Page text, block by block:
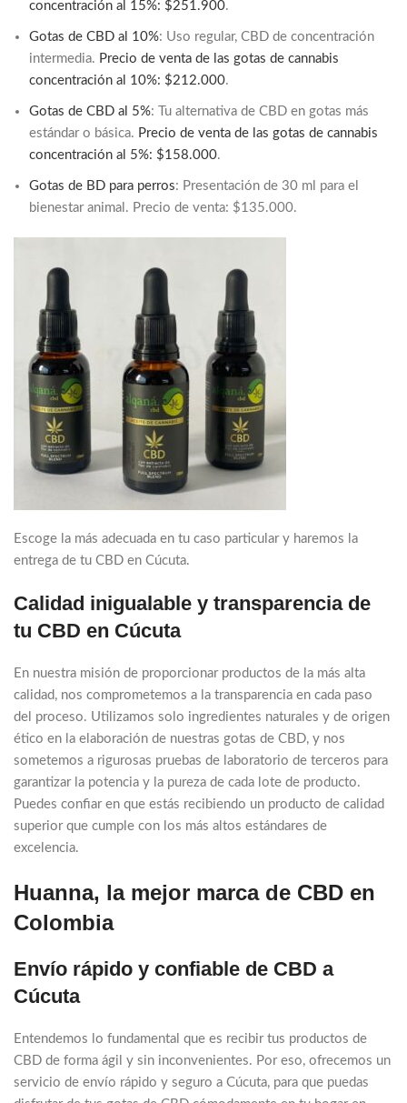
concentración al 15%: $251.900.
Gotas de CBD al 10%: Uso regular, CBD de concentración
intermedia. Precio de venta de las gotas de cannabis
concentración al 10%: $212.000.
Gotas de CBD al 5%: Tu alternativa de CBD en gotas más
estándar o básica. Precio de venta de las gotas de cannabis
concentración al 5%: $158.000.
Gotas de BD para perros: Presentación de 30 ml para el
bienestar animal. Precio de venta: $135.000.
Escoge la más adecuada en tu caso particular y haremos la
entrega de tu CBD en Cúcuta.
Calidad inigualable y transparencia de
tu CBD en Cúcuta
En nuestra misión de proporcionar productos de la más alta
calidad, nos comprometemos a la transparencia en cada paso
del proceso. Utilizamos solo ingredientes naturales y de origen
ético en la elaboración de nuestras gotas de CBD, y nos
sometemos a rigurosas pruebas de laboratorio de terceros para
garantizar la potencia y la pureza de cada lote de producto.
Puedes confiar en que estás recibiendo un producto de calidad
superior que cumple con los más altos estándares de
excelencia.
Huanna, la mejor marca de CBD en
Colombia
Envío rápido y confiable de CBD a
Cúcuta
Entendemos lo fundamental que es recibir tus productos de
CBD de forma ágil y sin inconvenientes. Por eso, ofrecemos un
servicio de envío rápido y seguro a Cúcuta, para que puedas